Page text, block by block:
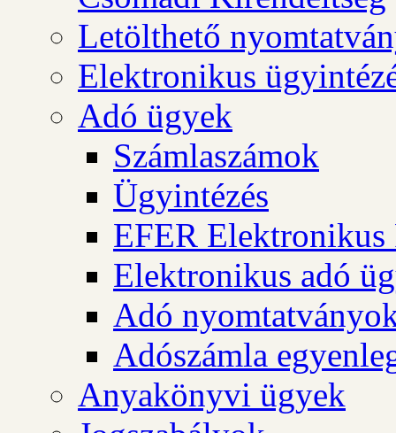
Letölthető
Elektronikus
Adó ügyek
Számlaszámok
Ügyintézés
EFER Elektronikus
Elektronikus adó
Adó
Adószámla
Anyakönyvi ügyek